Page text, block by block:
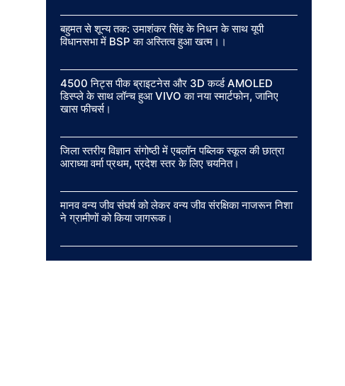
बहुमत से शून्य तक: उमाशंकर सिंह के निधन के साथ यूपी
विधानसभा में BSP का अस्तित्व हुआ खत्म।।
4500 निट्स पीक ब्राइटनेस और 3D कर्व्ड AMOLED
डिस्प्ले के साथ लॉन्च हुआ VIVO का नया स्मार्टफोन, जानिए
खास फीचर्स।
जिला स्तरीय विज्ञान संगोष्ठी में एबलॉन पब्लिक स्कूल की छात्रा
आराध्या वर्मा प्रथम, प्रदेश स्तर के लिए चयनित।
मानव वन्य जीव संघर्ष को लेकर वन्य जीव संरक्षिका नाजरून निशा
ने ग्रामीणों को किया जागरूक।